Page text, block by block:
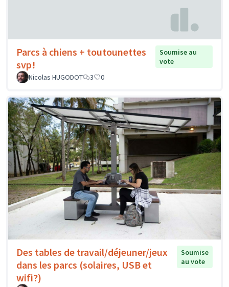
Parcs à chiens + toutounettes
svp!
Soumise au
vote
Nicolas HUGODOT
3 0
Des tables de travail/déjeuner/jeux
dans les parcs (solaires, USB et
wifi?)
Soumise
au vote